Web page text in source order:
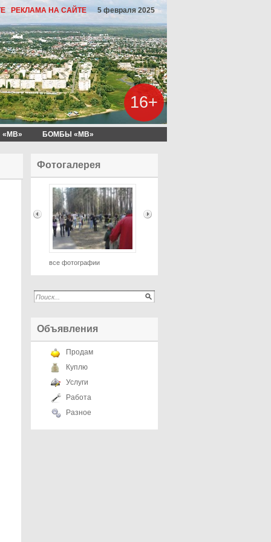
РЕКЛАМА НА САЙТЕ 5 февраля 2025
16+
БОМБЫ «МВ»
Фотогалерея
все фотографии
Объявления
Продам
Куплю
Услуги
Работа
Разное